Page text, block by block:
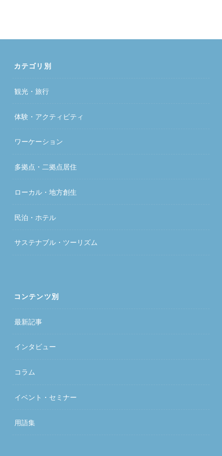
カテゴリ別
観光・旅行
体験・アクティビティ
ワーケーション
多拠点・二拠点居住
ローカル・地方創生
民泊・ホテル
サステナブル・ツーリズム
コンテンツ別
最新記事
インタビュー
コラム
イベント・セミナー
用語集